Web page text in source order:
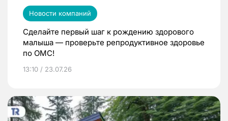
Новости компаний
Сделайте первый шаг к рождению здорового
малыша — проверьте репродуктивное здоровье
по ОМС!
13:10 / 23.07.26